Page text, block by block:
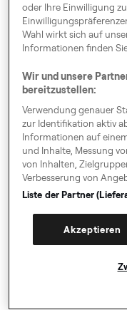
Verarbeitung der
Berechtigter
zu eigenen
gesondert
der Business
jeweils, die
die EU-
lokale
einzuhalten und
ausschließlich für
verarbeiten und
Für Berechtigte
die für alle Nutzer
oder Ihre Einwilligung
Wahl wirkt sich auf
Informationen finden
Wir und unsere
bereitzustellen:
Verwendung genauer
zur Identifikation aktiv
Informationen auf
und Inhalte, Messung
von Inhalten,
Verbesserung von
Liste der Partner
Akzeptieren